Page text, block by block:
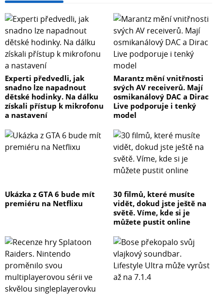
Samsung Galaxy Tab S10+.
Nové a nepoznané. Samsung Galaxy Tab S10+.
Vychutnejte si simultánní překlady hlasu v reálném čase
v rámci různých aplikací. Využijte služeb inteligentního
Tlumočníka, s nímž vám tablet Galaxy Tab S10 Plus
otevře brány do světa komunikace a bezstarostného
cestování. Vyhledávejte na tabletu bez námahy pomocí
jednoduchého gesta zakroužkování (Circle to Search) a
o text nebo obrázky. Anebo si zpříjemněte prohlížení
webu a konzumaci obsahu – když najdete stránku,
kterou potřebujete rychle pochopit a sesumarizovat,
Samsung Galaxy Tab S10+ vám skrze Smart asistenta
První dětské kroky v digitálním světě se Samsung Kids
Samsung Kids vám umožňuje vytvářet bezpečné
prostředí, které mohou vaše děti zkoumat. Jednoduše
klepněte v Panelu rychlého přístupu na Samsung Kids a
užijte si nativní aplikace s postavičkami, jež žijí ve svém
virtuálním světě. Rodičovská kontrola vám umožňuje
sledovat způsob a dobu užívání, takže dětem můžete
předat tablet s klidem v duši.
Experti předvedli, jak
snadno lze napadnout
dětské hodinky. Na dálku
získali přístup k mikrofonu
a nastavení
Marantz mění vnitřnosti
svých AV receiverů. Mají
osmikanálový DAC a Dirac
Live podporuje i tenký
model
Ukázka z GTA 6 bude mít
premiéru na Netflixu
30 filmů, které musíte
vidět, dokud jste ještě na
světě. Víme, kde si je
můžete pustit online